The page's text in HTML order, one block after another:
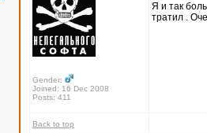
Gender:
Joined: 16 Dec 2008
Posts: 411
Я и так
тратил .
Back to top